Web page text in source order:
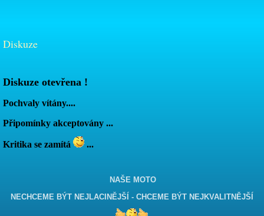
Diskuze
Diskuze otevřena !
Pochvaly vítány....
Připomínky akceptovány ...
Kritika se zamítá ...
NAŠE MOTO
NECHCEME BÝT NEJLACINĚJŠÍ - CHCEME BÝT NEJKVALITNĚJŠÍ